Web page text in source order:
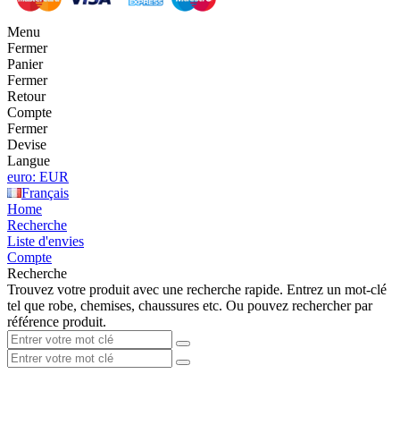
Menu
Fermer
Panier
Fermer
Retour
Compte
Fermer
Devise
Langue
euro: EUR
Français
Home
Recherche
Liste d'envies
Compte
Recherche
Trouvez votre produit avec une recherche rapide. Entrez un mot-clé
tel que robe, chemises, chaussures etc. Ou pouvez rechercher par
référence produit.